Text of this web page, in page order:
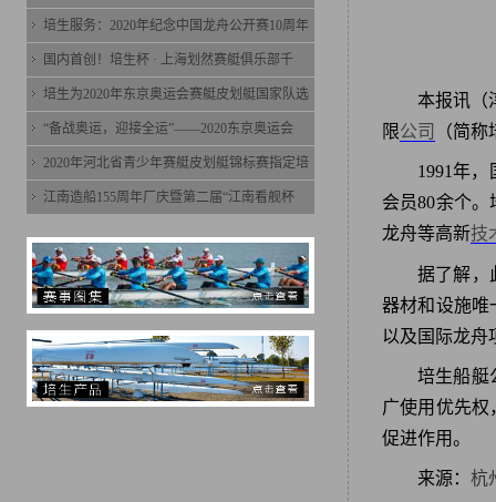
本报讯（
限公司 （简
1991年
会员80余个。
龙舟等高新技
据了解，
器材和设施唯
以及国际龙舟
培生船艇
广使用优先权
促进作用。
来源： 杭
培生服务：2020年纪念中国龙舟公开赛10周年
国内首创！培生杯 · 上海划然赛艇俱乐部千
培生为2020年东京奥运会赛艇皮划艇国家队选
“备战奥运，迎接全运”——2020东京奥运会
2020年河北省青少年赛艇皮划艇锦标赛指定培
江南造船155周年厂庆暨第二届“江南看舰杯